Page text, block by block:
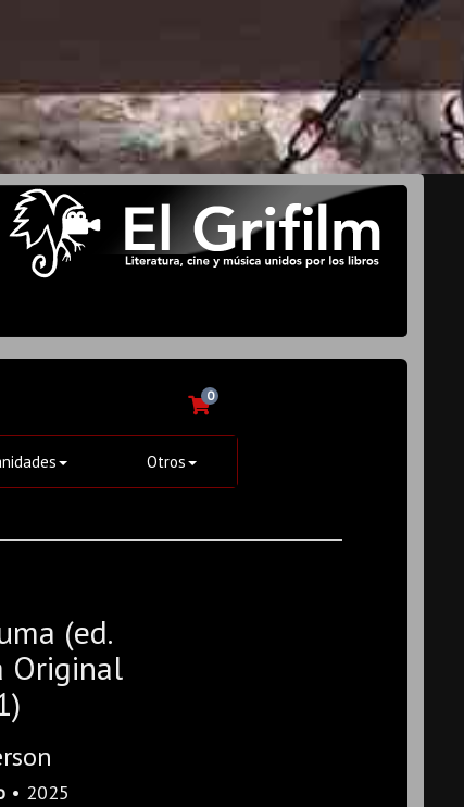
0
Otros
(ed.
Original
• 2025